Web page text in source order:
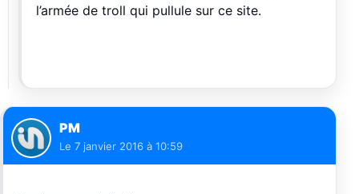
l’armée de troll qui pullule sur ce site.
PM
Le 7 janvier 2016 à 10:59